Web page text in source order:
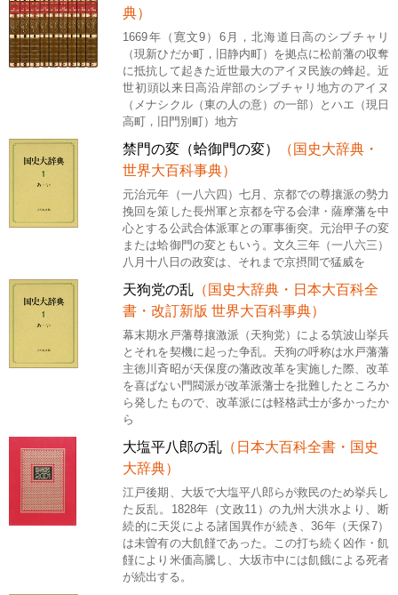
典）
1669年（寛文9）6月，北海道日高のシブチャリ
（現新ひだか町，旧静内町）を拠点に松前藩の収奪
に抵抗して起きた近世最大のアイヌ民族の蜂起。近
世初頭以来日高沿岸部のシブチャリ地方のアイヌ
（メナシクル（東の人の意）の一部）とハエ（現日
高町，旧門別町）地方
禁門の変（蛤御門の変）
（国史大辞典・
世界大百科事典）
元治元年（一八六四）七月、京都での尊攘派の勢力
挽回を策した長州軍と京都を守る会津・薩摩藩を中
心とする公武合体派軍との軍事衝突。元治甲子の変
または蛤御門の変ともいう。文久三年（一八六三）
八月十八日の政変は、それまで京摂間で猛威を
天狗党の乱 （国史大辞典・日本大百科全
書・改訂新版 世界大百科事典）
幕末期水戸藩尊攘激派（天狗党）による筑波山挙兵
とそれを契機に起った争乱。天狗の呼称は水戸藩藩
主徳川斉昭が天保度の藩政改革を実施した際、改革
を喜ばない門閥派が改革派藩士を批難したところか
ら発したもので、改革派には軽格武士が多かったか
ら
大塩平八郎の乱 （日本大百科全書・国史
大辞典）
江戸後期、大坂で大塩平八郎らが救民のため挙兵し
た反乱。1828年（文政11）の九州大洪水より、断
続的に天災による諸国異作が続き、36年（天保7）
は未曽有の大飢饉であった。この打ち続く凶作・飢
饉により米価高騰し、大坂市中には飢餓による死者
が続出する。